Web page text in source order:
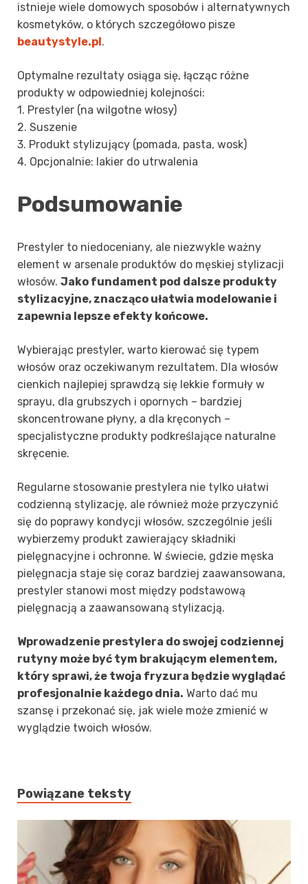
istnieje wiele domowych sposobów i alternatywnych
kosmetyków, o których szczegółowo pisze
beautystyle.pl .
Optymalne rezultaty osiąga się, łącząc różne
produkty w odpowiedniej kolejności:
1. Prestyler (na wilgotne włosy)
2. Suszenie
3. Produkt stylizujący (pomada, pasta, wosk)
4. Opcjonalnie: lakier do utrwalenia
Podsumowanie
Prestyler to niedoceniany, ale niezwykle ważny
element w arsenale produktów do męskiej stylizacji
włosów. Jako fundament pod dalsze produkty
stylizacyjne, znacząco ułatwia modelowanie i
zapewnia lepsze efekty końcowe.
Wybierając prestyler, warto kierować się typem
włosów oraz oczekiwanym rezultatem. Dla włosów
cienkich najlepiej sprawdzą się lekkie formuły w
sprayu, dla grubszych i opornych – bardziej
skoncentrowane płyny, a dla kręconych –
specjalistyczne produkty podkreślające naturalne
skręcenie.
Regularne stosowanie prestylera nie tylko ułatwi
codzienną stylizację, ale również może przyczynić
się do poprawy kondycji włosów, szczególnie jeśli
wybierzemy produkt zawierający składniki
pielęgnacyjne i ochronne. W świecie, gdzie męska
pielęgnacja staje się coraz bardziej zaawansowana,
prestyler stanowi most między podstawową
pielęgnacją a zaawansowaną stylizacją.
Wprowadzenie prestylera do swojej codziennej
rutyny może być tym brakującym elementem,
który sprawi, że twoja fryzura będzie wyglądać
profesjonalnie każdego dnia. Warto dać mu
szansę i przekonać się, jak wiele może zmienić w
wyglądzie twoich włosów.
Powiązane teksty